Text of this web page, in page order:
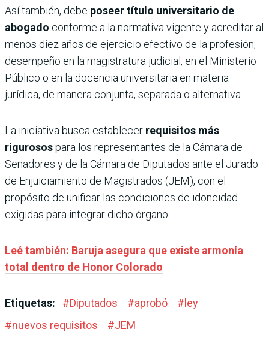
Así también, debe poseer título universitario de
abogado conforme a la normativa vigente y acreditar al
menos diez años de ejercicio efectivo de la profesión,
desempeño en la magistratura judicial, en el Ministerio
Público o en la docencia universitaria en materia
jurídica, de manera conjunta, separada o alternativa.
La iniciativa busca establecer requisitos más
rigurosospara los representantes de la Cámara de
Senadores y de la Cámara de Diputados ante el Jurado
de Enjuiciamiento de Magistrados (JEM), con el
propósito de unificar las condiciones de idoneidad
exigidas para integrar dicho órgano.
Leé también: Baruja asegura que existe armonía
total dentro de Honor Colorado
Etiquetas: #Diputados #aprobó #ley
#nuevos requisitos #JEM